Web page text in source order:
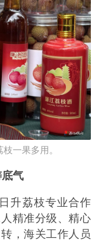
一果多用。
气
升荔枝专业合作
精准分级、精心
，海关工作人员